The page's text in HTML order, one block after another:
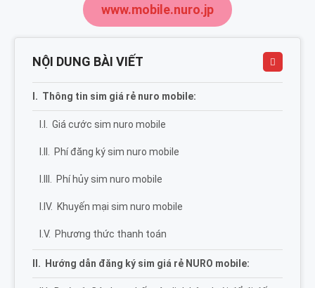
www.mobile.nuro.jp
NỘI DUNG BÀI VIẾT
Thông tin sim giá rẻ nuro mobile:
Giá cước sim nuro mobile
Phí đăng ký sim nuro mobile
Phí hủy sim nuro mobile
Khuyến mại sim nuro mobile
Phương thức thanh toán
Hướng dẫn đăng ký sim giá rẻ NURO mobile: